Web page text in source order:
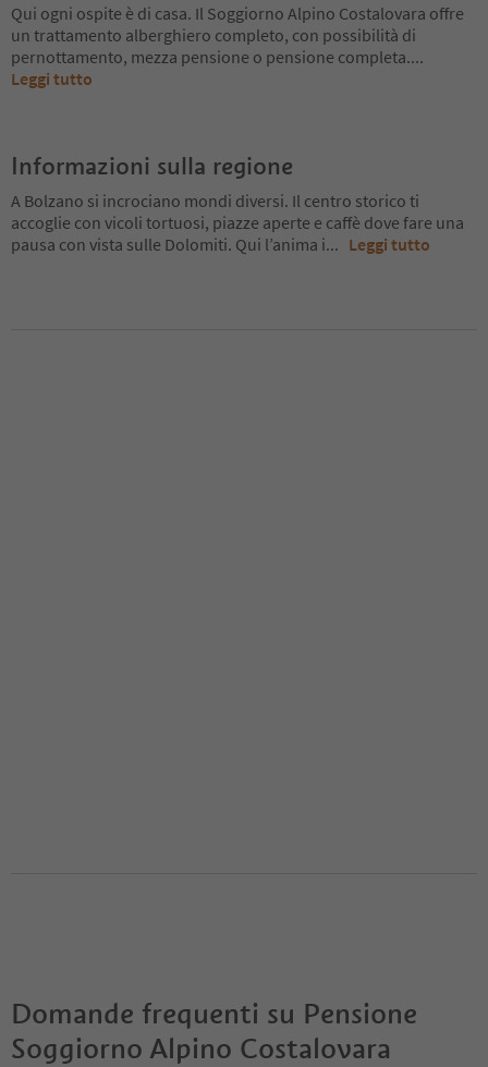
Qui ogni ospite è di casa. Il Soggiorno Alpino Costalovara offre
un trattamento alberghiero completo, con possibilità di
pernottamento, mezza pensione o pensione completa....
Leggi tutto
Informazioni sulla regione
A Bolzano si incrociano mondi diversi. Il centro storico ti
accoglie con vicoli tortuosi, piazze aperte e caffè dove fare una
pausa con vista sulle Dolomiti. Qui l’anima i... Leggi tutto
Domande frequenti su Pensione
Soggiorno Alpino Costalovara